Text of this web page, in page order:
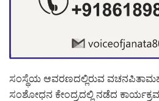
ಸಂಸ್ಥೆಯ ಆವರಣದಲ್ಲಿರುವ ವಚನಪಿತಾಮಹ
ಸಂಶೋಧನ ಕೇಂದ್ರದಲ್ಲಿ ನಡೆದ